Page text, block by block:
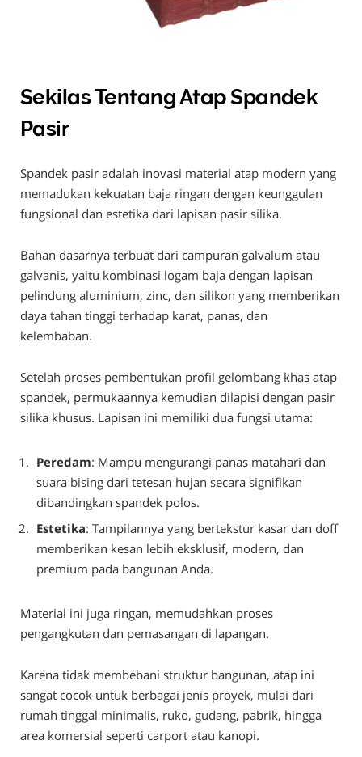
Sekilas Tentang Atap Spandek
Pasir
Spandek pasir adalah inovasi material atap modern yang
memadukan kekuatan baja ringan dengan keunggulan
fungsional dan estetika dari lapisan pasir silika.
Bahan dasarnya terbuat dari campuran galvalum atau
galvanis, yaitu kombinasi logam baja dengan lapisan
pelindung aluminium, zinc, dan silikon yang memberikan
daya tahan tinggi terhadap karat, panas, dan
kelembaban.
Setelah proses pembentukan profil gelombang khas atap
spandek, permukaannya kemudian dilapisi dengan pasir
silika khusus. Lapisan ini memiliki dua fungsi utama:
Peredam: Mampu mengurangi panas matahari dan
suara bising dari tetesan hujan secara signifikan
dibandingkan spandek polos.
Estetika: Tampilannya yang bertekstur kasar dan doff
memberikan kesan lebih eksklusif, modern, dan
premium pada bangunan Anda.
Material ini juga ringan, memudahkan proses
pengangkutan dan pemasangan di lapangan.
Karena tidak membebani struktur bangunan, atap ini
sangat cocok untuk berbagai jenis proyek, mulai dari
rumah tinggal minimalis, ruko, gudang, pabrik, hingga
area komersial seperti carport atau kanopi.